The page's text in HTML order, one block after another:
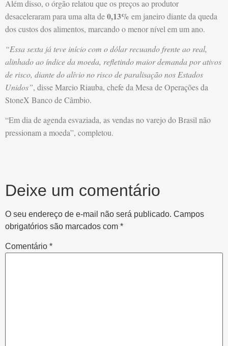
Além disso, o órgão relatou que os preços ao produtor
desaceleraram para uma alta de0,13% em janeiro diante da queda
dos custos dos alimentos, marcando o menor nível em um ano.
“Essa sexta já teve início com o dólar recuando frente ao real,
alinhado ao índice da moeda, refletindo maior demanda por ativos
de risco, diante do alívio no risco de paralisação nos Estados
Unidos”, disse Marcio Riauba, chefe da Mesa de Operações da
StoneX Banco de Câmbio.
“Em dia de agenda esvaziada, as vendas no varejo do Brasil não
pressionam a moeda”, completou.
Deixe um comentário
O seu endereço de e-mail não será publicado. Campos
obrigatórios são marcados com *
Comentário *